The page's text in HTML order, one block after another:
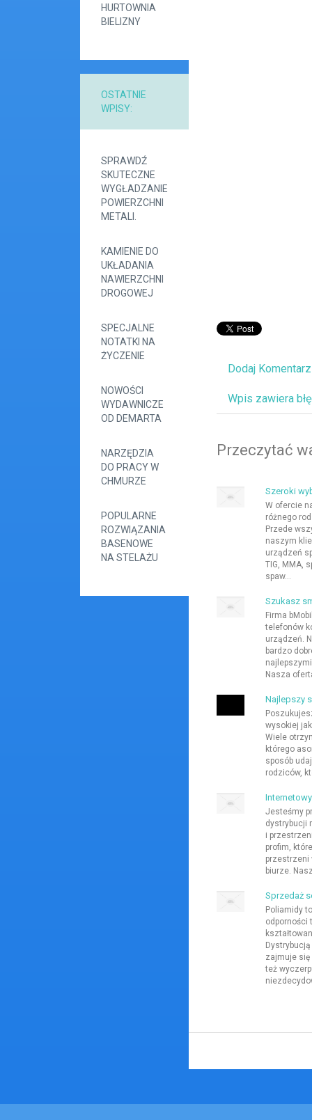
HURTOWNIA
BIELIZNY
OSTATNIE
WPISY:
SPRAWDŹ
SKUTECZNE
WYGŁADZANIE
POWIERZCHNI
METALI.
KAMIENIE DO
UKŁADANIA
NAWIERZCHNI
DROGOWEJ
SPECJALNE
NOTATKI NA
ŻYCZENIE
NOWOŚCI
WYDAWNICZE
OD DEMARTA
NARZĘDZIA
DO PRACY W
CHMURZE
POPULARNE
ROZWIĄZANIA
BASENOWE
NA STELAŻU
Dodaj Komentarz
Wpis zawiera
Przeczytać
Szeroki
W ofercie
różnego
Przede
naszym
urządzeń
TIG, MMA,
spaw...
Szukasz
Firma
telefonów
urządzeń.
bardzo
Nasza
Najlepszy
wysokiej
Wiele
którego
sposób
rodziców,
Jesteśmy
dystrybucji
i
profim,
przestrzeni
biurze.
Sprzedaż
Poliamidy
odporności
zajmuje się
też